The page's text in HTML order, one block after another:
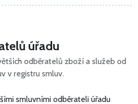
úřadu
odběratelů zboží a služeb od
v registru smluv.
smluvními odběrateli úřadu